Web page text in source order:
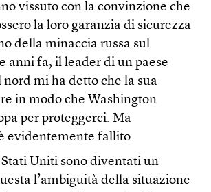
vissuto con la convinzione che
la loro garanzia di sicurezza
della minaccia russa sul
anni fa, il leader di un paese
nord mi ha detto che la sua
in modo che Washington
per proteggerci. Ma
evidentemente fallito.
Uniti sono diventati un
l’ambiguità della situazione